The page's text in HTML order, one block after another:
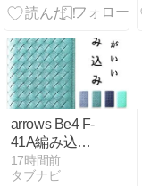
源・中古GPU
践ガイド
arrows Be4 F-
41A編み込み
手帳型ケース
を徹底解説
17時間前
タブナビ